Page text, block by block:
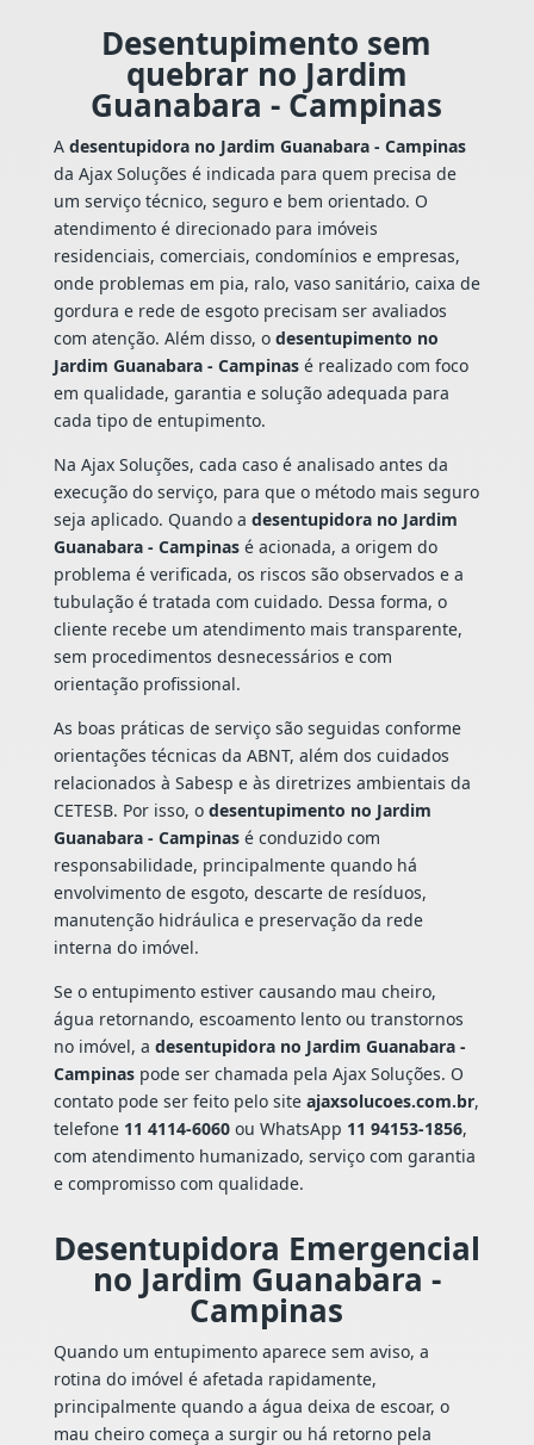
Desentupimento sem
quebrar no Jardim
Guanabara - Campinas
A desentupidora no Jardim Guanabara - Campinas
da Ajax Soluções é indicada para quem precisa de
um serviço técnico, seguro e bem orientado. O
atendimento é direcionado para imóveis
residenciais, comerciais, condomínios e empresas,
onde problemas em pia, ralo, vaso sanitário, caixa de
gordura e rede de esgoto precisam ser avaliados
com atenção. Além disso, o desentupimento no
Jardim Guanabara - Campinasé realizado com foco
em qualidade, garantia e solução adequada para
cada tipo de entupimento.
Na Ajax Soluções, cada caso é analisado antes da
execução do serviço, para que o método mais seguro
seja aplicado. Quando a desentupidora no Jardim
Guanabara - Campinasé acionada, a origem do
problema é verificada, os riscos são observados e a
tubulação é tratada com cuidado. Dessa forma, o
cliente recebe um atendimento mais transparente,
sem procedimentos desnecessários e com
orientação profissional.
As boas práticas de serviço são seguidas conforme
orientações técnicas da ABNT, além dos cuidados
relacionados à Sabesp e às diretrizes ambientais da
CETESB. Por isso, o desentupimento no Jardim
Guanabara - Campinasé conduzido com
responsabilidade, principalmente quando há
envolvimento de esgoto, descarte de resíduos,
manutenção hidráulica e preservação da rede
interna do imóvel.
Se o entupimento estiver causando mau cheiro,
água retornando, escoamento lento ou transtornos
no imóvel, a desentupidora no Jardim Guanabara -
Campinaspode ser chamada pela Ajax Soluções. O
contato pode ser feito pelo site ajaxsolucoes.com.br,
telefone 11 4114-6060ou WhatsApp 11 94153-1856,
com atendimento humanizado, serviço com garantia
e compromisso com qualidade.
Desentupidora Emergencial
no Jardim Guanabara -
Campinas
Quando um entupimento aparece sem aviso, a
rotina do imóvel é afetada rapidamente,
principalmente quando a água deixa de escoar, o
mau cheiro começa a surgir ou há retorno pela